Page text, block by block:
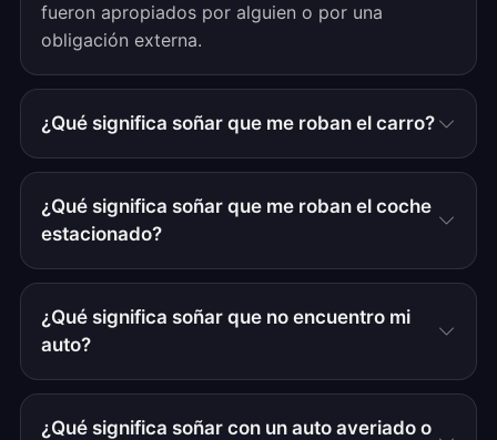
fueron apropiados por alguien o por una
obligación externa.
¿Qué significa soñar que me roban el carro?
¿Qué significa soñar que me roban el coche
estacionado?
¿Qué significa soñar que no encuentro mi
auto?
¿Qué significa soñar con un auto averiado o